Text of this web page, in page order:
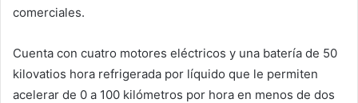
comerciales.
Cuenta con cuatro motores eléctricos y una batería de 50
kilovatios hora refrigerada por líquido que le permiten
acelerar de 0 a 100 kilómetros por hora en menos de dos